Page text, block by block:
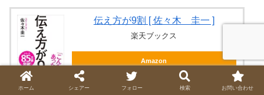
伝え方が9割 [ 佐々木 圭一 ]
楽天ブックス
Amazon
ホーム シェアー フォロー 検索 お問い合わせ